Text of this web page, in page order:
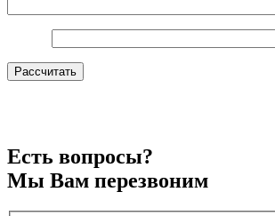
Оставьте это поле пустым.
Рассчитать
Есть вопросы?
Мы Вам перезвоним